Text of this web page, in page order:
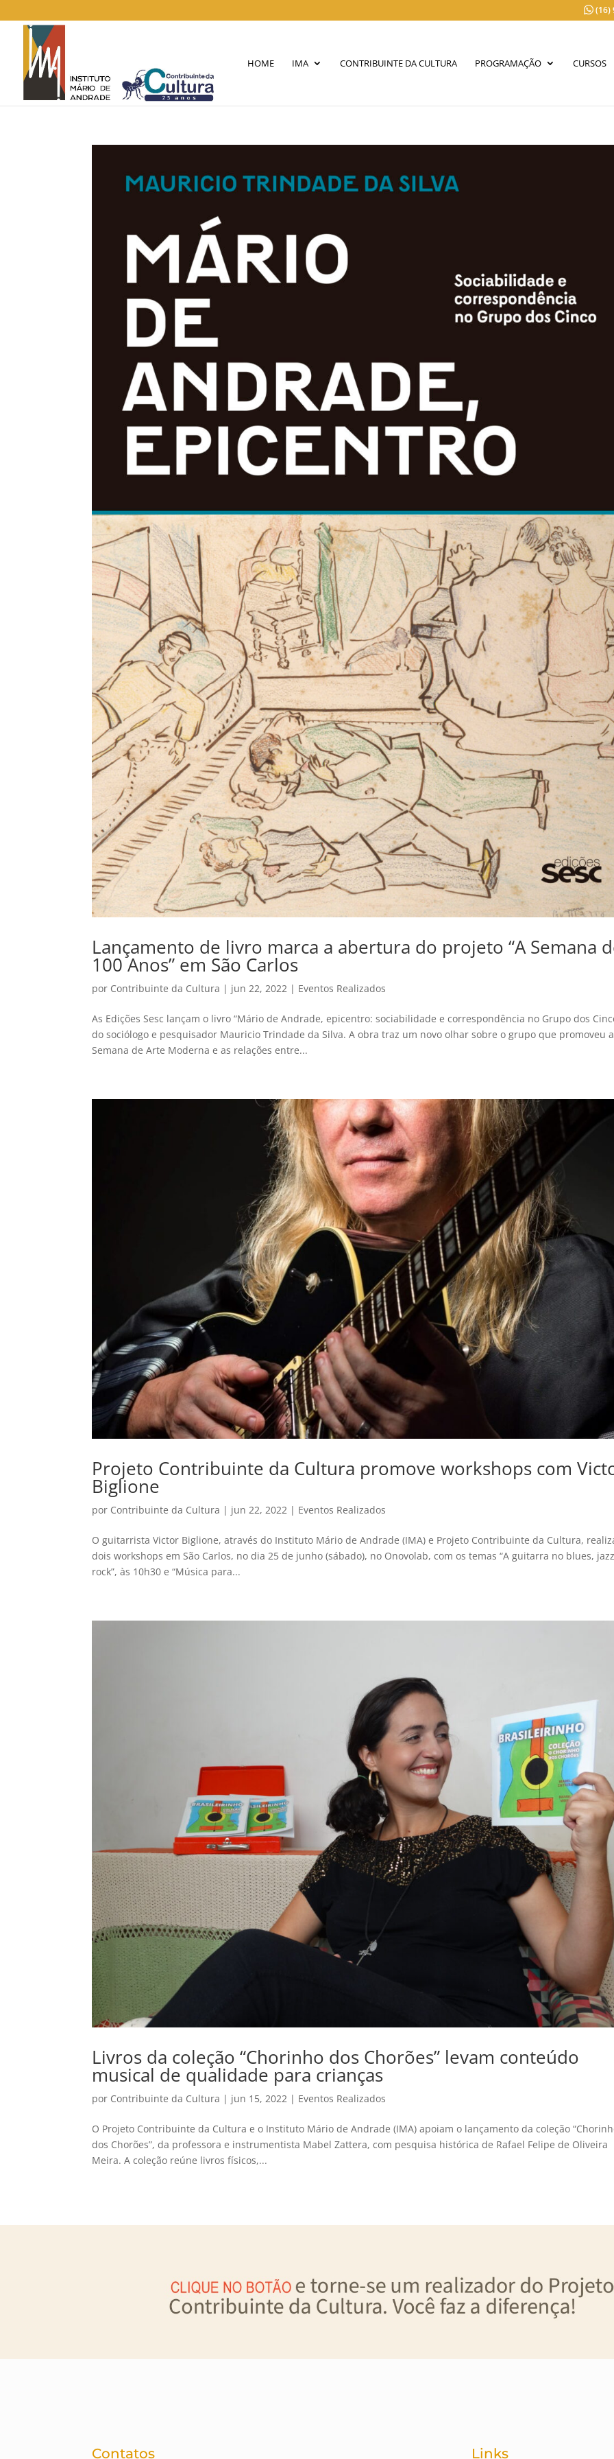
(16)
HOME IMA CONTRIBUINTE DA CULTURA PROGRAMAÇÃO CURSOS
Lançamento de livro marca a abertura do projeto “A Semana
100 Anos” em São Carlos
por Contribuinte da Cultura | jun 22, 2022 | Eventos Realizados
As Edições Sesc lançam o livro “Mário de Andrade, epicentro: sociabilidade e correspondência no Grupo dos
do sociólogo e pesquisador Mauricio Trindade da Silva. A obra traz um novo olhar sobre o grupo que promoveu a
Semana de Arte Moderna e as relações entre...
Projeto Contribuinte da Cultura promove workshops com
Biglione
por Contribuinte da Cultura | jun 22, 2022 | Eventos Realizados
O guitarrista Victor Biglione, através do Instituto Mário de Andrade (IMA) e Projeto Contribuinte da Cultura,
dois workshops em São Carlos, no dia 25 de junho (sábado), no Onovolab, com os temas “A guitarra no blues,
rock”, às 10h30 e “Música para...
Livros da coleção “Chorinho dos Chorões” levam conteúdo
musical de qualidade para crianças
por Contribuinte da Cultura | jun 15, 2022 | Eventos Realizados
O Projeto Contribuinte da Cultura e o Instituto Mário de Andrade (IMA) apoiam o lançamento da coleção
dos Chorões”, da professora e instrumentista Mabel Zattera, com pesquisa histórica de Rafael Felipe de Oliveira
Meira. A coleção reúne livros físicos,...
Contatos Links